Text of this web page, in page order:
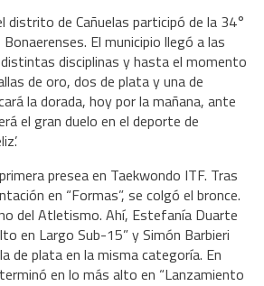
distrito de Cañuelas participó de la 34°
El municipio llegó a las
disciplinas y hasta el momento
de oro, dos de plata y una de
la dorada, hoy por la mañana, ante
el gran duelo en el deporte de
presea en Taekwondo ITF. Tras
en “Formas”, se colgó el bronce.
del Atletismo. Ahí, Estefanía Duarte
en Largo Sub-15” y Simón Barbieri
de plata en la misma categoría. En
en lo más alto en “Lanzamiento